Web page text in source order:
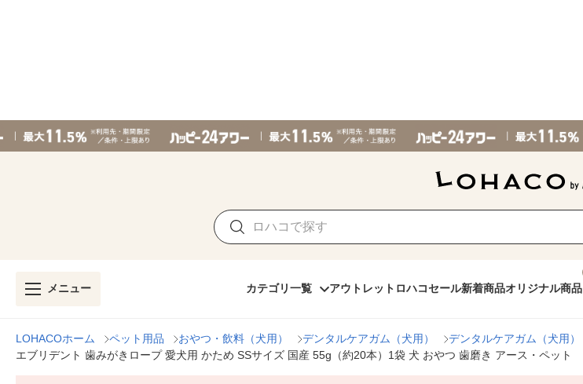
メニュー カテゴリ一覧 アウトレット ロハコセール新着商品オリジナル商品
LOHACOホーム ペット用品 おやつ・飲料（犬用） デンタルケアガム（犬用）
デンタルケアガム（犬用）
エブリデント 歯みがきロープ 愛犬用 かため SSサイズ 国産 55g（約20本）1袋 犬 おやつ 歯磨き アース・ペット